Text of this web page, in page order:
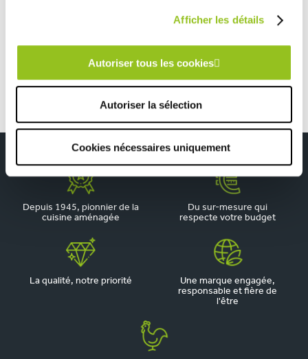
Afficher les détails
Autoriser tous les cookies
Autoriser la sélection
Cookies nécessaires uniquement
TOUTES NOS RÉALISATIONS
Cuisine moderne style naturel sobre vert pastel
Depuis 1945, pionnier de la
cuisine aménagée
Du sur-mesure qui
respecte votre budget
La qualité, notre priorité
Une marque engagée,
responsable et fière de
l'être